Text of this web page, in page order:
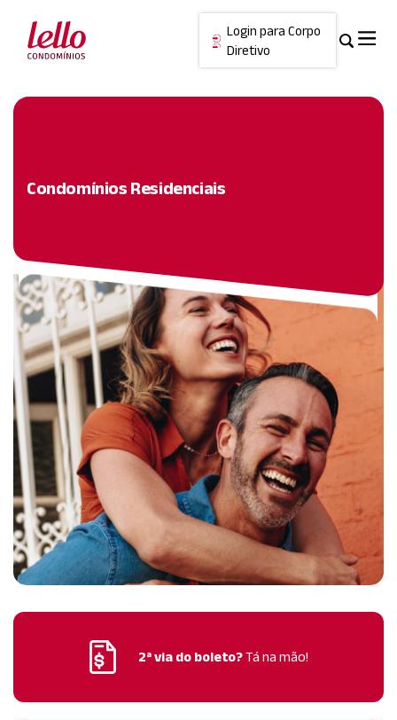
Login para Corpo
Diretivo
Cancelar
Condomínios Residenciais
2ª via do boleto?Tá na mão!